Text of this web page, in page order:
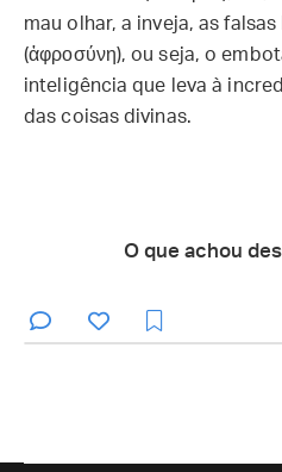
mau olhar, a inveja, as
(ἀφροσύνη), ou seja, o
inteligência que leva à
das coisas divinas.
O que achou